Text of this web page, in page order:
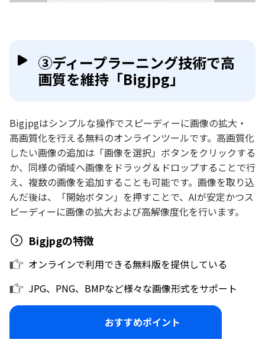
③ディープラーニング技術で高
画質を維持「Bigjpg」
Bigjpgはシンプルな操作でスピーディーに画像の拡大・
高画質化を行える無料のオンラインツールです。高画質化
したい画像の追加は「画像を選択」ボタンをクリックする
か、同様の領域へ画像をドラッグ＆ドロップすることで行
え、複数の画像を追加することも可能です。画像を取り込
んだ後は、「開始ボタン」を押すことで、AIが安定かつス
ピーディーに画像の拡大および高解像度化を行います。
Bigjpgの特徴
オンラインで利用できる無料版を提供している
JPG、PNG、BMPなど様々な画像形式をサポート
おすすめポイント